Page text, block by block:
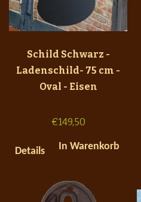
Schild Schwarz -
Ladenschild- 75 cm -
Oval - Eisen
€149,50
Details In Warenkorb